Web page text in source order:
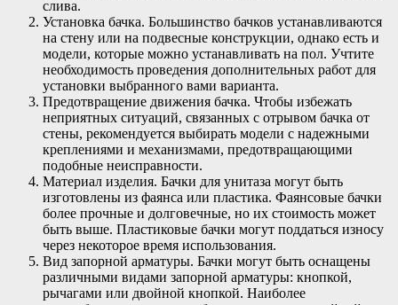
слива.
Установка бачка. Большинство бачков устанавливаются
на стену или на подвесные конструкции, однако есть и
модели, которые можно устанавливать на пол. Учтите
необходимость проведения дополнительных работ для
установки выбранного вами варианта.
Предотвращение движения бачка. Чтобы избежать
неприятных ситуаций, связанных с отрывом бачка от
стены, рекомендуется выбирать модели с надежными
креплениями и механизмами, предотвращающими
подобные неисправности.
Материал изделия. Бачки для унитаза могут быть
изготовлены из фаянса или пластика. Фаянсовые бачки
более прочные и долговечные, но их стоимость может
быть выше. Пластиковые бачки могут поддаться износу
через некоторое время использования.
Вид запорной арматуры. Бачки могут быть оснащены
различными видами запорной арматуры: кнопкой,
рычагами или двойной кнопкой. Наиболее